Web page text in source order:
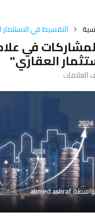
التقسيط في
في
العقاري"
ahmed ashraf